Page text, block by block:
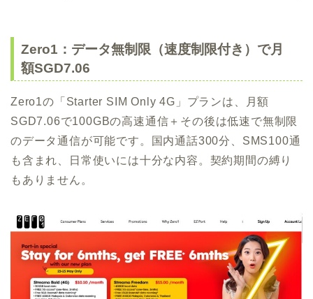
Zero1：データ無制限（速度制限付き）で月
額SGD7.06
Zero1の「Starter SIM Only 4G」プランは、月額
SGD7.06で100GBの高速通信＋その後は低速で無制限
のデータ通信が可能です。国内通話300分、SMS100通
も含まれ、日常使いには十分な内容。契約期間の縛り
もありません。